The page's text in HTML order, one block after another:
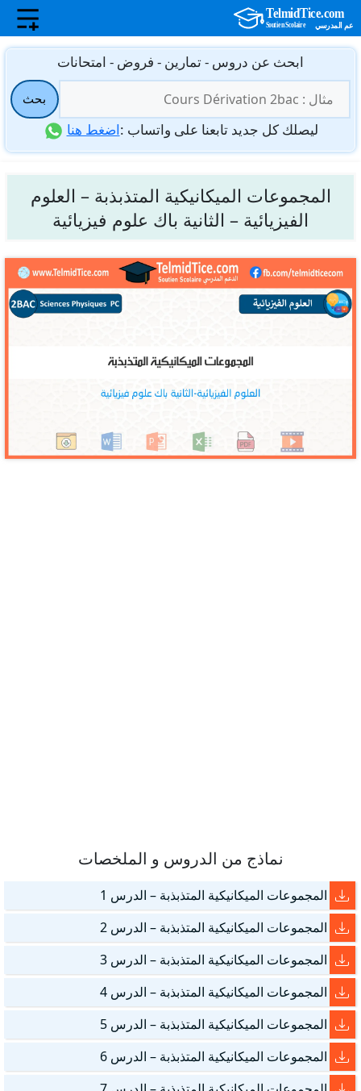
انتقل
المحتوى
ابحث عن دروس - تمارين - فروض - امتحانات
عن:
بحث
ليصلك كل جديد تابعنا على واتساب :اضغط هنا
المجموعات الميكانيكية المتذبذبة – العلوم
الفيزيائية – الثانية باك علوم فيزيائية
نماذج من الدروس و الملخصات
المجموعات الميكانيكية المتذبذبة – الدرس 1
المجموعات الميكانيكية المتذبذبة – الدرس 2
المجموعات الميكانيكية المتذبذبة – الدرس 3
المجموعات الميكانيكية المتذبذبة – الدرس 4
المجموعات الميكانيكية المتذبذبة – الدرس 5
المجموعات الميكانيكية المتذبذبة – الدرس 6